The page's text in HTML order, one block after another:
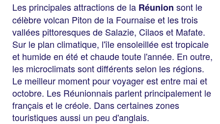
Les principales attractions de la Réunion sont le
célèbre volcan Piton de la Fournaise et les trois
vallées pittoresques de Salazie, Cilaos et Mafate.
Sur le plan climatique, l'île ensoleillée est tropicale
et humide en été et chaude toute l'année. En outre,
les microclimats sont différents selon les régions.
Le meilleur moment pour voyager est entre mai et
octobre. Les Réunionnais parlent principalement le
français et le créole. Dans certaines zones
touristiques aussi un peu d'anglais.